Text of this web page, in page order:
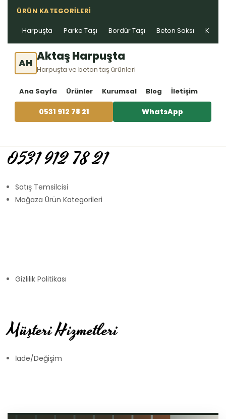
ÜRÜN KATEGORILERI
Harpuşta Parke Taşı Bordür Taşı Beton Saksı Kablo
AH Aktaş Harpuşta
Harpuşta ve beton taş ürünleri
Ana Sayfa Ürünler Kurumsal Blog İletişim
0531 912 78 21 WhatsApp
0531 912 78 21
Satış Temsilcisi
Mağaza Ürün Kategorileri
Gizlilik Politikası
Müşteri Hizmetleri
İade/Değişim